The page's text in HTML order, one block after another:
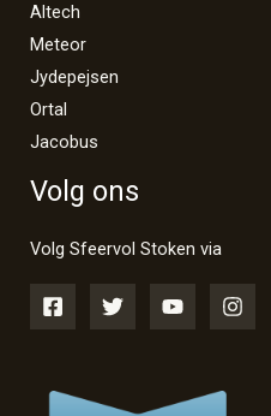
Altech
Meteor
Jydepejsen
Ortal
Jacobus
Volg ons
Volg Sfeervol Stoken via